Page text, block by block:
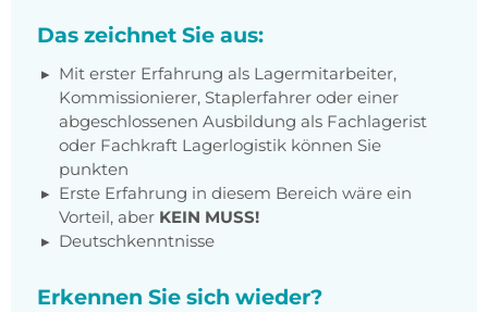
Das zeichnet Sie aus:
Mit erster Erfahrung als Lagermitarbeiter,
Kommissionierer, Staplerfahrer oder einer
abgeschlossenen Ausbildung als Fachlagerist
oder Fachkraft Lagerlogistik können Sie
punkten
Erste Erfahrung in diesem Bereich wäre ein
Vorteil, aber KEIN MUSS!
Deutschkenntnisse
Erkennen Sie sich wieder?